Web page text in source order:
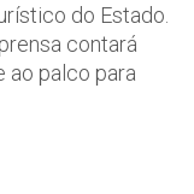
do Estado.
contará
ao palco para